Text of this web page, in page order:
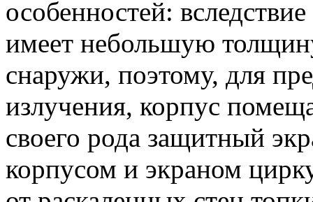
особенностей:
имеет небольшую
снаружи, поэтому, для
излучения, корпус
своего рода защитный
корпусом и экраном